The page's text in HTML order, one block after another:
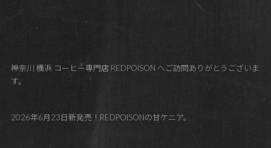
神奈川 横浜 コーヒー専門店 REDPOISON へご訪問ありがとうございま
す。
2026年6月23日新発売！REDPOISONの甘ケニア。